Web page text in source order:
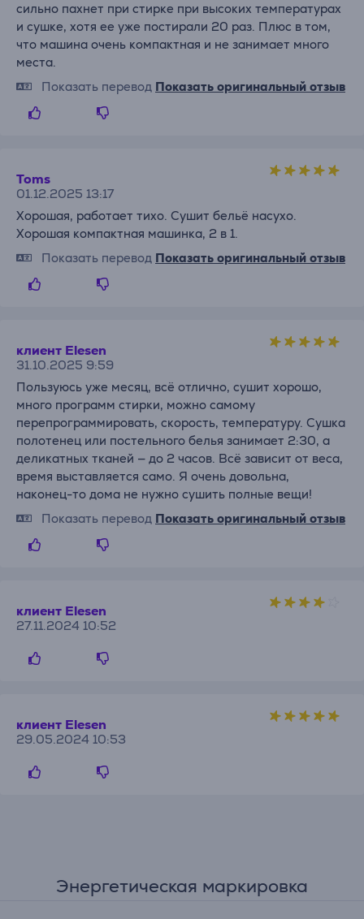
сильно пахнет при стирке при высоких температурах
и сушке, хотя ее уже постирали 20 раз. Плюс в том,
что машина очень компактная и не занимает много
места.
Показать перевод Показать оригинальный отзыв
Toms
01.12.2025 13:17
Хорошая, работает тихо. Сушит бельё насухо.
Хорошая компактная машинка, 2 в 1.
Показать перевод Показать оригинальный отзыв
клиент Elesen
31.10.2025 9:59
Пользуюсь уже месяц, всё отлично, сушит хорошо,
много программ стирки, можно самому
перепрограммировать, скорость, температуру. Сушка
полотенец или постельного белья занимает 2:30, а
деликатных тканей — до 2 часов. Всё зависит от веса,
время выставляется само. Я очень довольна,
наконец-то дома не нужно сушить полные вещи!
Показать перевод Показать оригинальный отзыв
клиент Elesen
27.11.2024 10:52
клиент Elesen
29.05.2024 10:53
Энергетическая маркировка